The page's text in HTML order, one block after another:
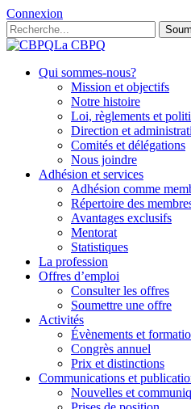
Connexion
La CBPQ
Qui sommes-nous?
Mission et objectifs
Notre histoire
Loi, règlements et
Direction et
Comités et délégations
Nous joindre
Adhésion et services
Adhésion comme
Répertoire des
Avantages exclusifs
Mentorat
Statistiques
La profession
Offres d’emploi
Consulter les offres
Soumettre une offre
Activités
Évènements et
Congrès annuel
Prix et distinctions
Communications et
Nouvelles et